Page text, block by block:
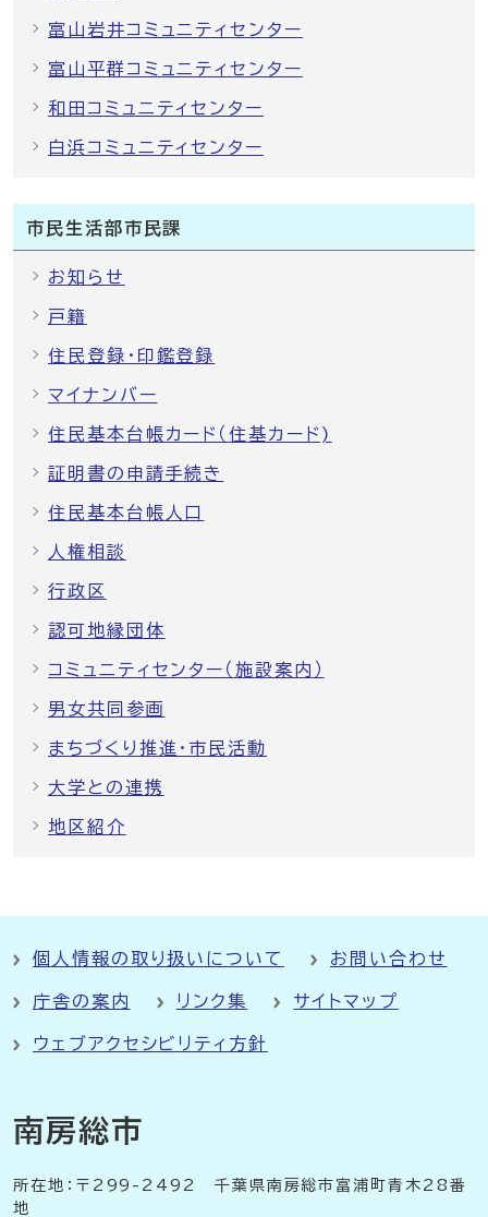
富山岩井コミュニティセンター
富山平群コミュニティセンター
和田コミュニティセンター
白浜コミュニティセンター
市民生活部市民課
お知らせ
戸籍
住民登録・印鑑登録
マイナンバー
住民基本台帳カード（住基カード)
証明書の申請手続き
住民基本台帳人口
人権相談
行政区
認可地縁団体
コミュニティセンター（施設案内）
男女共同参画
まちづくり推進・市民活動
大学との連携
地区紹介
個人情報の取り扱いについて お問い合わせ
庁舎の案内 リンク集 サイトマップ
ウェブアクセシビリティ方針
南房総市
所在地：〒299-2492 千葉県南房総市富浦町青木28番
地